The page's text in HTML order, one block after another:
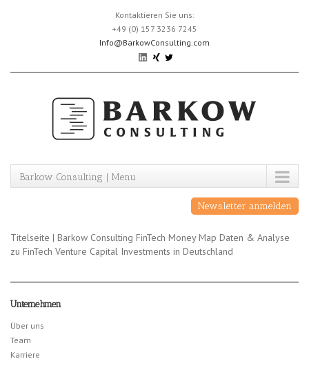
Kontaktieren Sie uns:
+49 (0) 157 3236 7245
Info@BarkowConsulting.com
Barkow Consulting | Menu
Newsletter anmelden
Titelseite | Barkow Consulting FinTech Money Map Daten & Analyse
zu FinTech Venture Capital Investments in Deutschland
Unternehmen
Über uns
Team
Karriere